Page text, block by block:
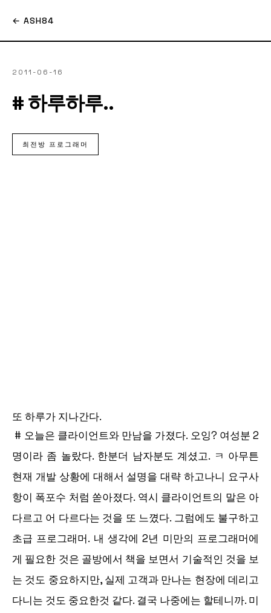
← ASH84
2011-06-16
# 하루하루..
최전방 프로그래머
또 하루가 지나간다.
# 오늘은 클라이언트와 만남을 가졌다. 오잉? 여성분 2
명이라 좀 놀랐다. 한분더 남자분도 계셨고. ㅋ 아무튼
현재 개발 상황에 대해서 설명을 대략 하고나니 요구사
항이 폭포수 처럼 쏟아졌다. 역시 클라이언트의 말은 아
다르고 어 다르다는 것을 또 느꼈다. 그럼에도 불구하고
초급 프로그래머. 내 생각에 2년 미만의 프로그래머에
게 필요한 것은 골방에서 책을 보면서 기술적인 것을 보
는 것도 중요하지만, 실제 고객과 만나는 현장에 데리고
다니는 것도 중요한것 같다. 결국 나중에는 할테니까. 미